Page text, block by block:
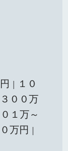
１０
００万
１万～
万円